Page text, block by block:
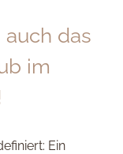
das
im
Ein